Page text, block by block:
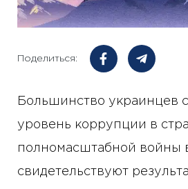
Поделиться:
Большинство украинцев
уровень коррупции в
полномасштабной войны
свидетельствуют